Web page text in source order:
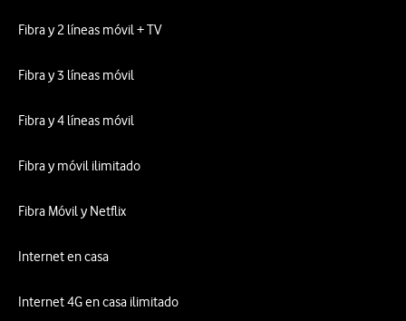
Fibra y 2 líneas móvil + TV
Fibra y 3 líneas móvil
Fibra y 4 líneas móvil
Fibra y móvil ilimitado
Fibra Móvil y Netflix
Internet en casa
Internet 4G en casa ilimitado